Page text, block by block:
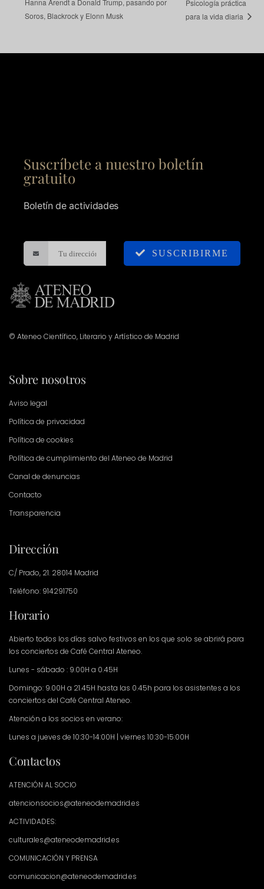
Hanna Arendt a Donald Trump, pasando por
Soros, Blackrock y Elonn Musk
Psicología práctica
para la vida diaria
Suscríbete a nuestro boletín
gratuito
Boletín de actividades
SUSCRIBIRME
© Ateneo Científico, Literario y Artístico de Madrid
Sobre nosotros
Aviso legal
Política de privacidad
Política de cookies
Política de cumplimiento del Ateneo de Madrid
Canal de denuncias
Contacto
Transparencia
Dirección
C/ Prado, 21. 28014 Madrid
Teléfono: 914291750
Horario
Abierto todos los días salvo festivos en los que solo se abrirá para
los conciertos de Café Central Ateneo.
Lunes - sábado : 9.00H a 0.45H
Domingo: 9.00H a 21.45H hasta las 0.45h para los asistentes a los
conciertos del Café Central Ateneo.
Atención a los socios en verano:
Lunes a jueves de 10:30-14:00H | viernes 10:30-15:00H
Contactos
ATENCIÓN AL SOCIO
atencionsocios@ateneodemadrid.es
ACTIVIDADES:
culturales@ateneodemadrid.es
COMUNICACIÓN Y PRENSA
comunicacion@ateneodemadrid.es